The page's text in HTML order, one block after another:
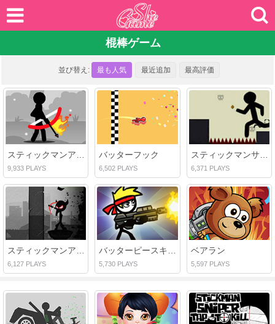
棍棒ゲーム
並び替え: 最も人気 最近追加 最高評価
9,933 PLAYS
バッターフック
6,502 PLAYS
スティックマンサバイバルチャレンジ
6,371 PLAYS
6,127 PLAYS 5,730 PLAYS
ベアラン
5,597 PLAYS